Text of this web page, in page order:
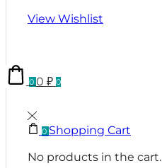
View Wishlist
00 ₽ 0
0 Shopping Cart
No products in the cart.